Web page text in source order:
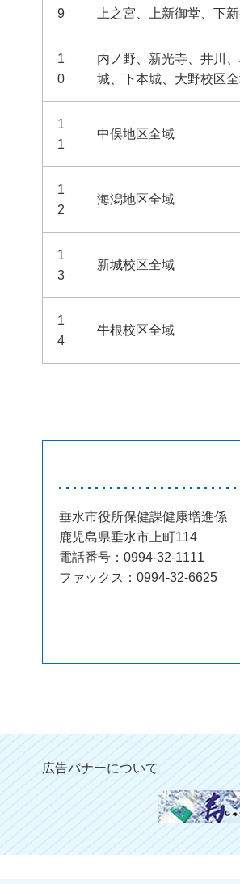
9 上之宮、上新御堂、下
1
0
内ノ野、新光寺、井川
城、下本城、大野校区
1
1
中俣地区全域
1
2
海潟地区全域
1
3
新城校区全域
1
4
牛根校区全域
垂水市役所保健課健康増進係
鹿児島県垂水市上町114
電話番号：0994-32-1111
ファックス：0994-32-6625
広告バナーについて